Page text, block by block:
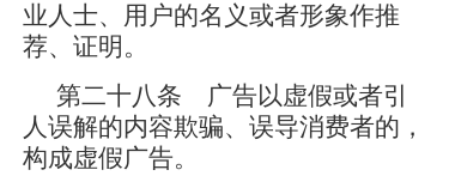
业人士、用户的名义或者形象作推
荐、证明。
第二十八条 广告以虚假或者引
人误解的内容欺骗、误导消费者的，
构成虚假广告。